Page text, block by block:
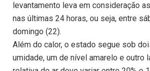
levantamento leva em consideração
nas últimas 24 horas, ou seja, entre
domingo (22).
Além do calor, o estado segue sob
umidade, um de nível amarelo e outro